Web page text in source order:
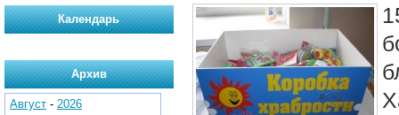
Календарь
Архив
Август - 2026